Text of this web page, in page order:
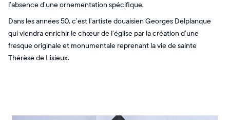
l’absence d’une ornementation spécifique.
Dans les années 50, c’est l’artiste douaisien Georges Delplanque
qui viendra enrichir le chœur de l’église par la création d’une
fresque originale et monumentale reprenant la vie de sainte
Thérèse de Lisieux.